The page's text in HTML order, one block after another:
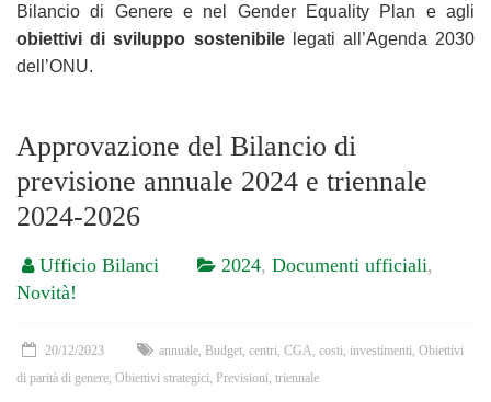
Bilancio di Genere e nel Gender Equality Plan e agli
obiettivi di sviluppo sostenibilelegati all’Agenda 2030
dell’ONU.
Approvazione del Bilancio di
previsione annuale 2024 e triennale
2024-2026
Ufficio Bilanci 2024, Documenti ufficiali,
Novità!
20/12/2023 annuale Budget centri CGA costi investimenti Obiettivi
di parità di genere Obiettivi strategici Previsioni triennale